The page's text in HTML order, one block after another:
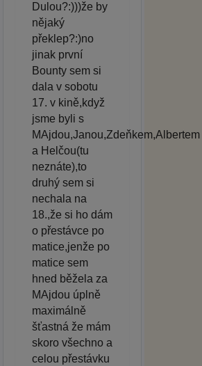
Dulou?:)))že by
nějaký
překlep?:)no
jinak první
Bounty sem si
dala v sobotu
17. v kině,když
jsme byli s
MAjdou,Janou,Zdeňkem,Albertem
a Helčou(tu
neznáte),to
druhý sem si
nechala na
18.,že si ho dám
o přestávce po
matice,jenže po
matice sem
hned běžela za
MAjdou úplně
maximálně
šťastná že mám
skoro všechno a
celou přestávku